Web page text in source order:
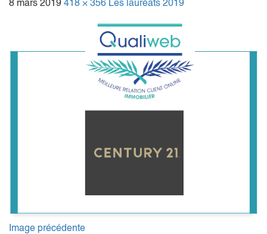
8 mars 2019 418 × 356 Les lauréats 2019
Image précédente